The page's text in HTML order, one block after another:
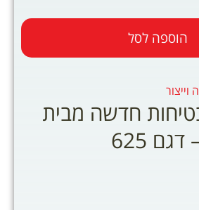
חדשה מבית
הוספה לסל
וייצור